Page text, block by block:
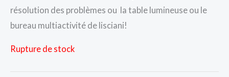
résolution des problèmes ou la table lumineuse ou le
bureau multiactivité de lisciani!
Rupture de stock